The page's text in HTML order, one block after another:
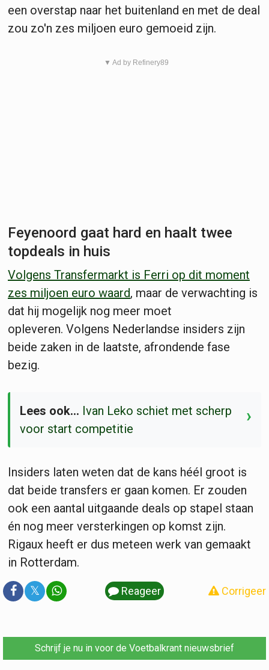
een overstap naar het buitenland en met de deal
zou zo'n zes miljoen euro gemoeid zijn.
▼ Ad by Refinery89
Feyenoord gaat hard en haalt twee
topdeals in huis
Volgens Transfermarkt is Ferri op dit moment
zes miljoen euro waard, maar de verwachting is
dat hij mogelijk nog meer moet
opleveren. Volgens Nederlandse insiders zijn
beide zaken in de laatste, afrondende fase
bezig.
Lees ook... Ivan Leko schiet met scherp
voor start competitie
›
Insiders laten weten dat de kans héél groot is
dat beide transfers er gaan komen. Er zouden
ook een aantal uitgaande deals op stapel staan
én nog meer versterkingen op komst zijn.
Rigaux heeft er dus meteen werk van gemaakt
in Rotterdam.
𝕏 Reageer Corrigeer
Schrijf je nu in voor de Voetbalkrant nieuwsbrief